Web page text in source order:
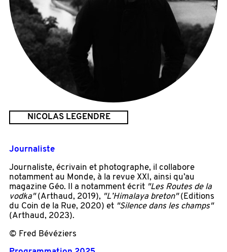
NICOLAS LEGENDRE
Journaliste
Journaliste, écrivain et photographe, il collabore
notamment au Monde, à la revue XXI, ainsi qu’au
magazine Géo. Il a notamment écrit "Les Routes de la
vodka"(Arthaud, 2019), "L’Himalaya breton"(Editions
du Coin de la Rue, 2020) et "Silence dans les champs"
(Arthaud, 2023).
© Fred Bévéziers